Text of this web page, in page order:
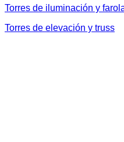
Torres de iluminación y
Torres de elevación y truss